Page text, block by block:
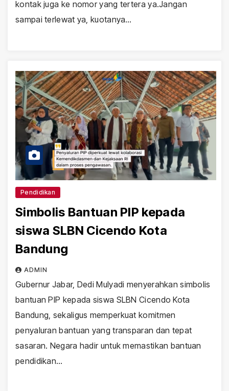
kontak juga ke nomor yang tertera ya.Jangan
sampai terlewat ya, kuotanya…
Pendidikan
Simbolis Bantuan PIP kepada
siswa SLBN Cicendo Kota
Bandung
ADMIN
Gubernur Jabar, Dedi Mulyadi menyerahkan simbolis
bantuan PIP kepada siswa SLBN Cicendo Kota
Bandung, sekaligus memperkuat komitmen
penyaluran bantuan yang transparan dan tepat
sasaran. Negara hadir untuk memastikan bantuan
pendidikan…